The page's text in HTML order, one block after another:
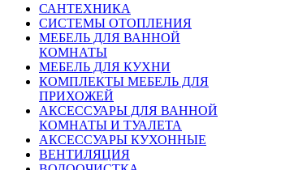
САНТЕХНИКА
СИСТЕМЫ ОТОПЛЕНИЯ
МЕБЕЛЬ ДЛЯ ВАННОЙ
КОМНАТЫ
МЕБЕЛЬ ДЛЯ КУХНИ
КОМПЛЕКТЫ МЕБЕЛЬ ДЛЯ
ПРИХОЖЕЙ
АКСЕССУАРЫ ДЛЯ ВАННОЙ
КОМНАТЫ И ТУАЛЕТА
АКСЕССУАРЫ КУХОННЫЕ
ВЕНТИЛЯЦИЯ